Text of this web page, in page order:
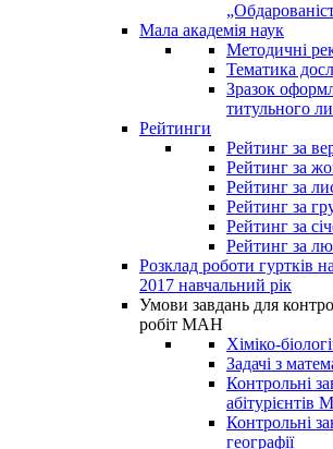
Мала академія наук
Методичні
Тематика
Зразок
титульного
Рейтинги
Рейтинг за
Рейтинг за
Рейтинг за
Рейтинг за
Рейтинг за
Рейтинг за
Розклад роботи гуртків
2017 навчальний рік
Умови завдань для
робіт МАН
Хіміко-
Задачі з
Контрольні
абітурієнтів
Контрольні
географії